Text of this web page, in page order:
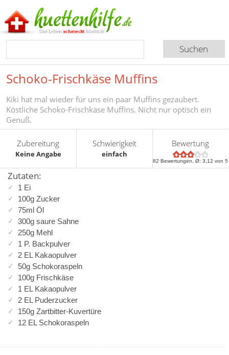
Schoko-Frischkäse Muffins
Kiki hat mal wieder für uns ein paar Muffins gezaubert.
Köstliche Schoko-Frischkäse Muffins. Nicht nur optisch ein
Genuß.
Zubereitung
Keine Angabe
Schwierigkeit
einfach
Bewertung
82 Bewertungen, Ø:3,12 von 5
Zutaten:
1 Ei
100g Zucker
75ml Öl
300g saure Sahne
250g Mehl
1 P. Backpulver
2 EL Kakaopulver
50g Schokoraspeln
100g Frischkäse
1 EL Kakaopulver
2 EL Puderzucker
150g Zartbitter-Kuvertüre
12 EL Schokoraspeln